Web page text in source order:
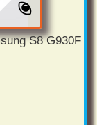
S8 G930F